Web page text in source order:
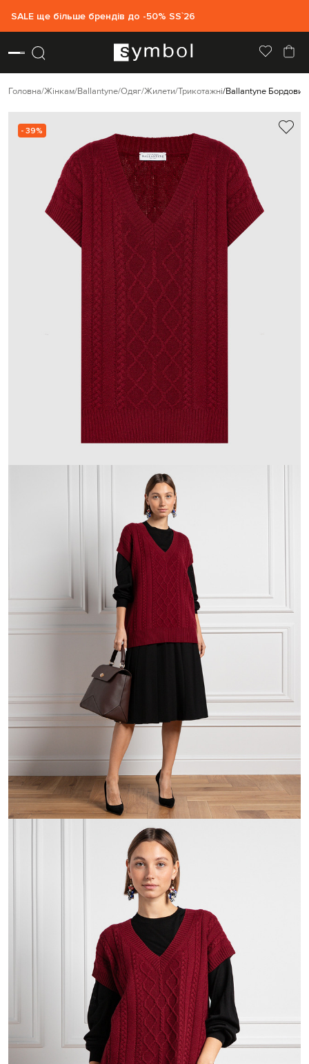
SALE ще більше брендів до -50% SS`26
Головна Жінкам Ballantyne Одяг Жилети Трикотажні Ballantyne
- 39%